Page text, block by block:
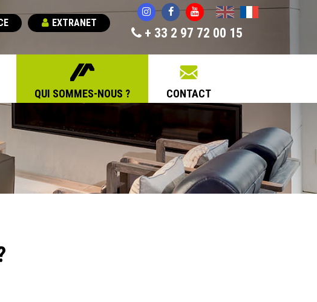
EXTRANET
EnglishFrançais
+ 33 2 97 72 00 15
QUI SOMMES-NOUS ? CONTACT